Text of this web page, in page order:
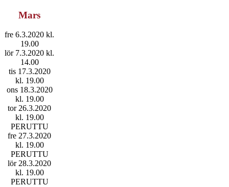
Mars
fre 6.3.2020 kl.
19.00
lör 7.3.2020 kl.
14.00
tis 17.3.2020
kl. 19.00
ons 18.3.2020
kl. 19.00
tor 26.3.2020
kl. 19.00
PERUTTU
fre 27.3.2020
kl. 19.00
PERUTTU
lör 28.3.2020
kl. 19.00
PERUTTU